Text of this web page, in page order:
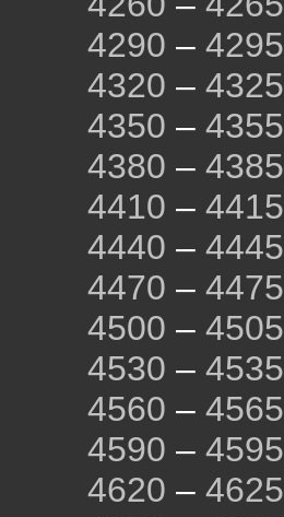
4290 – 4295
4320 – 4325
4350 – 4355
4380 – 4385
4410 – 4415
4440 – 4445
4470 – 4475
4500 – 4505
4530 – 4535
4560 – 4565
4590 – 4595
4620 – 4625